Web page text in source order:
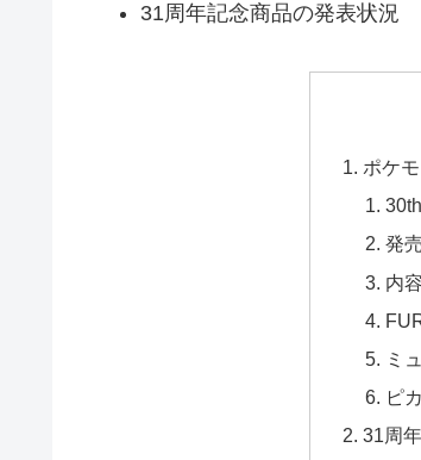
31周年記念商品の発表状況
ポケ
発
内
ミ
ピ
31周